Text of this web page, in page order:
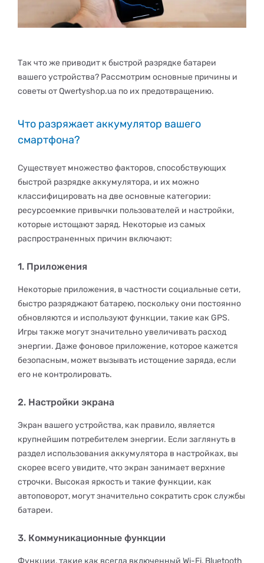
Так что же приводит к быстрой разрядке батареи
вашего устройства? Рассмотрим основные причины и
советы от Qwertyshop.ua по их предотвращению.
Что разряжает аккумулятор вашего
смартфона?
Существует множество факторов, способствующих
быстрой разрядке аккумулятора, и их можно
классифицировать на две основные категории:
ресурсоемкие привычки пользователей и настройки,
которые истощают заряд. Некоторые из самых
распространенных причин включают:
1. Приложения
Некоторые приложения, в частности социальные сети,
быстро разряджают батарею, поскольку они постоянно
обновляются и используют функции, такие как GPS.
Игры также могут значительно увеличивать расход
энергии. Даже фоновое приложение, которое кажется
безопасным, может вызывать истощение заряда, если
его не контролировать.
2. Настройки экрана
Экран вашего устройства, как правило, является
крупнейшим потребителем энергии. Если заглянуть в
раздел использования аккумулятора в настройках, вы
скорее всего увидите, что экран занимает верхние
строчки. Высокая яркость и такие функции, как
автоповорот, могут значительно сократить срок службы
батареи.
3. Коммуникационные функции
Функции, такие как всегда включенный Wi-Fi, Bluetooth